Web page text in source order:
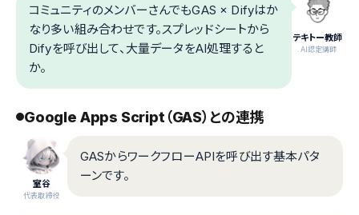
テキトー教師
.AI認定講師
コミュニティのメンバーさんでもGAS × Difyはか
なり多い組み合わせです。スプレッドシートから
Difyを呼び出して、大量データをAI処理すると
か。
Google Apps Script（GAS）との連携
室谷
代表取締役
GASからワークフローAPIを呼び出す基本パタ
ーンです。